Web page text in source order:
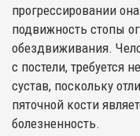
прогрессировании
подвижность стопы
обездвиживания.
с постели, требуется
сустав, поскольку
пяточной кости
болезненность.